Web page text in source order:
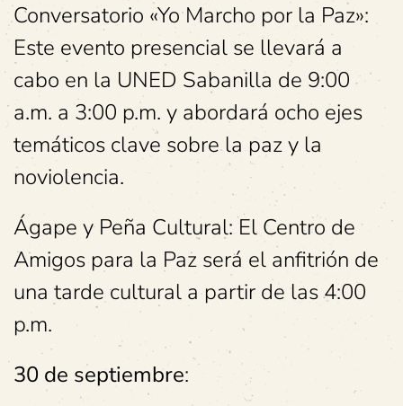
Conversatorio «Yo Marcho por la Paz»:
Este evento presencial se llevará a
cabo en la UNED Sabanilla de 9:00
a.m. a 3:00 p.m. y abordará ocho ejes
temáticos clave sobre la paz y la
noviolencia.
Ágape y Peña Cultural: El Centro de
Amigos para la Paz será el anfitrión de
una tarde cultural a partir de las 4:00
p.m.
30 de septiembre: